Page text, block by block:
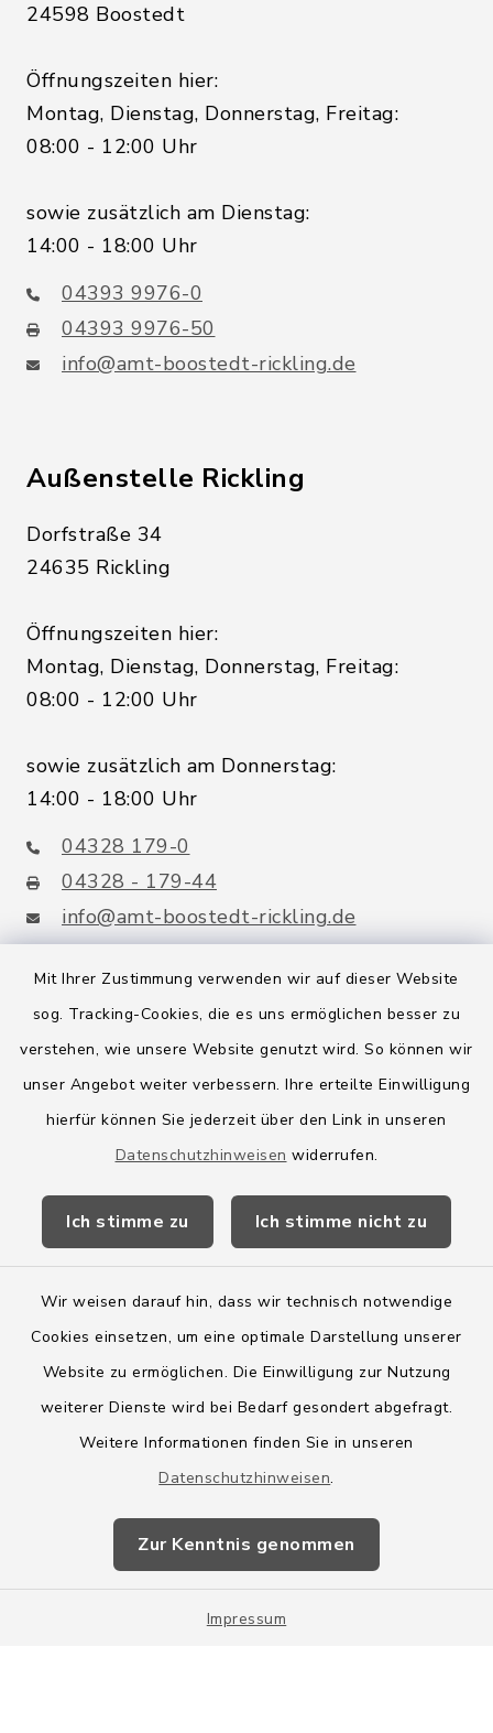
Mit Ihrer Zustimmung verwenden wir auf dieser Website
sog. Tracking-Cookies, die es uns ermöglichen besser zu
verstehen, wie unsere Website genutzt wird. So können wir
unser Angebot weiter verbessern. Ihre erteilte Einwilligung
hierfür können Sie jederzeit über den Link in unseren
Datenschutzhinweisen widerrufen.
Ich stimme zu Ich stimme nicht zu
Wir weisen darauf hin, dass wir technisch notwendige
Cookies einsetzen, um eine optimale Darstellung unserer
Website zu ermöglichen. Die Einwilligung zur Nutzung
weiterer Dienste wird bei Bedarf gesondert abgefragt.
Weitere Informationen finden Sie in unseren
Datenschutzhinweisen.
Zur Kenntnis genommen
Impressum
24598 Boostedt
Öffnungszeiten hier:
Montag, Dienstag, Donnerstag, Freitag:
08:00 - 12:00 Uhr
sowie zusätzlich am Dienstag:
14:00 - 18:00 Uhr
04393 9976-0
04393 9976-50
info@amt-boostedt-rickling.de
Außenstelle Rickling
Dorfstraße 34
24635 Rickling
Öffnungszeiten hier:
Montag, Dienstag, Donnerstag, Freitag:
08:00 - 12:00 Uhr
sowie zusätzlich am Donnerstag:
14:00 - 18:00 Uhr
04328 179-0
04328 - 179-44
info@amt-boostedt-rickling.de
Quicklinks
Amt Boostedt-Rickling
Amtsbroschüre
Wege-Zweckverband
Barrierefreiheit
Impressum
Sitemap